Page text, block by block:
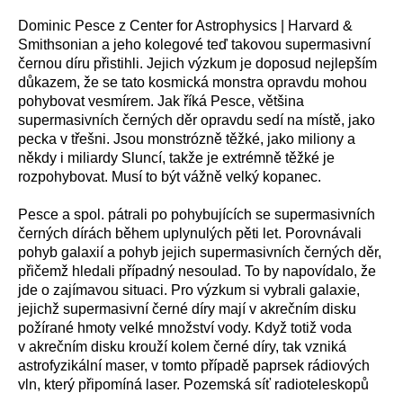
Dominic Pesce z Center for Astrophysics | Harvard &
Smithsonian a jeho kolegové teď takovou supermasivní
černou díru přistihli. Jejich výzkum je doposud nejlepším
důkazem, že se tato kosmická monstra opravdu mohou
pohybovat vesmírem. Jak říká Pesce, většina
supermasivních černých děr opravdu sedí na místě, jako
pecka v třešni. Jsou monstrózně těžké, jako miliony a
někdy i miliardy Sluncí, takže je extrémně těžké je
rozpohybovat. Musí to být vážně velký kopanec.
Pesce a spol. pátrali po pohybujících se supermasivních
černých dírách během uplynulých pěti let. Porovnávali
pohyb galaxií a pohyb jejich supermasivních černých děr,
přičemž hledali případný nesoulad. To by napovídalo, že
jde o zajímavou situaci. Pro výzkum si vybrali galaxie,
jejichž supermasivní černé díry mají v akrečním disku
požírané hmoty velké množství vody. Když totiž voda
v akrečním disku krouží kolem černé díry, tak vzniká
astrofyzikální maser, v tomto případě paprsek rádiových
vln, který připomíná laser. Pozemská síť radioteleskopů